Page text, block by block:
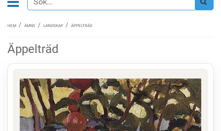
HEM ÄMNE LANDSKAP ÄPPELTRÄD
Äppelträd